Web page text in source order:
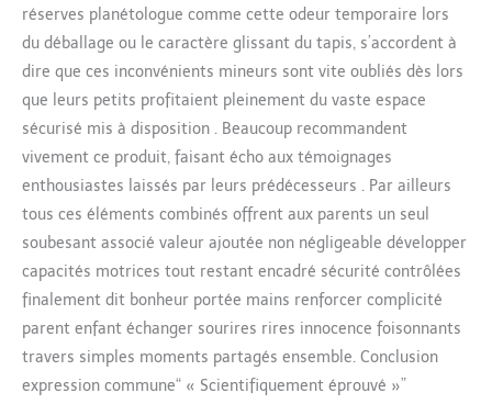
réserves planétologue comme cette odeur temporaire lors
du déballage ou le caractère glissant du tapis, s’accordent à
dire que ces inconvénients mineurs sont vite oubliés dès lors
que leurs petits profitaient pleinement du vaste espace
sécurisé mis à disposition . Beaucoup recommandent
vivement ce produit, faisant écho aux témoignages
enthousiastes laissés par leurs prédécesseurs . Par ailleurs
tous ces éléments combinés offrent aux parents un seul
soubesant associé valeur ajoutée non négligeable développer
capacités motrices tout restant encadré sécurité contrôlées
finalement dit bonheur portée mains renforcer complicité
parent enfant échanger sourires rires innocence foisonnants
travers simples moments partagés ensemble. Conclusion
expression commune“ « Scientifiquement éprouvé »”